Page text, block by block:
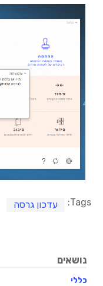
נושאים
כללי
Tags: עדכון גרסה